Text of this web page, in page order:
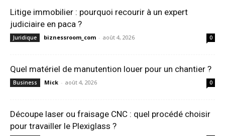
Litige immobilier : pourquoi recourir à un expert
judiciaire en paca ?
Juridique biznessroom_com - août 4, 2026 0
Quel matériel de manutention louer pour un chantier ?
Business Mick - août 4, 2026 0
Découpe laser ou fraisage CNC : quel procédé choisir
pour travailler le Plexiglass ?